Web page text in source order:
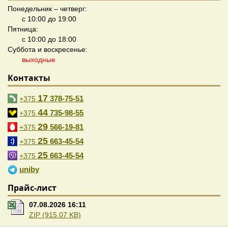
Понедельник – четверг:
с 10:00 до 19:00
Пятница:
с 10:00 до 18:00
Суббота и воскресенье:
выходные
Контакты
+375 17 378-75-51
+375 44 735-98-55
+375 29 566-19-81
+375 25 663-45-54
+375 25 663-45-54
uniby
Прайс-лист
07.08.2026 16:11
ZIP (915.07 KB)